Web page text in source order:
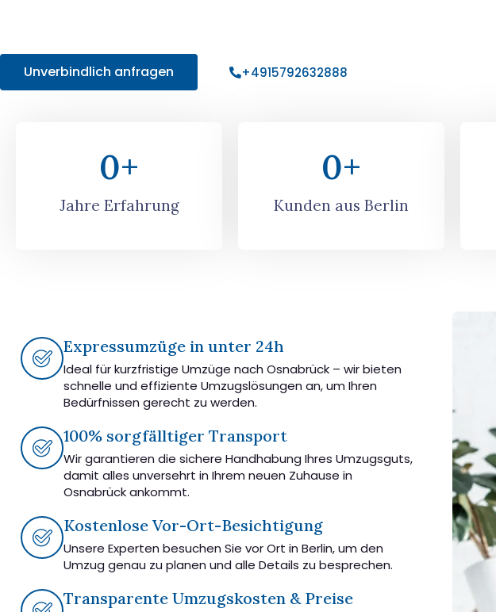
Unverbindlich anfragen +4915792632888
Jahre Erfahrung
0+
Kunden aus Berlin
0+
Expressumzüge in unter 24h
Ideal für kurzfristige Umzüge nach Osnabrück – wir bieten
schnelle und effiziente Umzugslösungen an, um Ihren
Bedürfnissen gerecht zu werden.
100% sorgfälltiger Transport
Wir garantieren die sichere Handhabung Ihres Umzugsguts,
damit alles unversehrt in Ihrem neuen Zuhause in
Osnabrück ankommt.
Kostenlose Vor-Ort-Besichtigung
Unsere Experten besuchen Sie vor Ort in Berlin, um den
Umzug genau zu planen und alle Details zu besprechen.
Transparente Umzugskosten & Preise